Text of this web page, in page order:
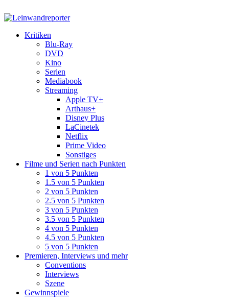
Kritiken
Blu-Ray
DVD
Kino
Serien
Mediabook
Streaming
Apple TV+
Arthaus+
Disney Plus
LaCinetek
Netflix
Prime Video
Sonstiges
Filme und Serien nach Punkten
1 von 5 Punkten
1.5 von 5 Punkten
2 von 5 Punkten
2.5 von 5 Punkten
3 von 5 Punkten
3.5 von 5 Punkten
4 von 5 Punkten
4.5 von 5 Punkten
5 von 5 Punkten
Premieren, Interviews und mehr
Conventions
Interviews
Szene
Gewinnspiele